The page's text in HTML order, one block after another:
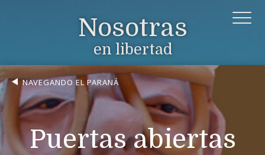
Nosotras
en libertad
NAVEGANDO EL PARANÁ
Puertas abiertas